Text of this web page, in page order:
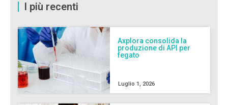
I più recenti
Axplora consolida la
produzione di API per
fegato
Luglio 1, 2026